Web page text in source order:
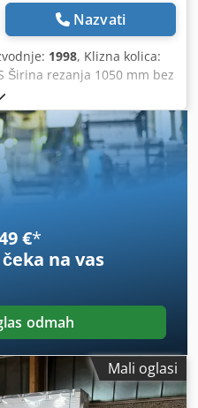
Nazvati
1998, Klizna kolica:
Širina rezanja 1050 mm bez
Tip Servo Drive
podešavanje
mm Težina cca 1100 kg
Tl Exspfx Ad Ssck
€*
čeka na vas
odmah
Mali oglasi